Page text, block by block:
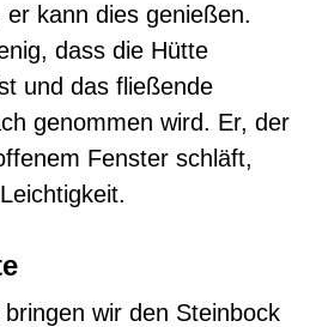
kann dies genießen.
dass die Hütte
und das fließende
genommen wird. Er, der
Fenster schläft,
wir den Steinbock